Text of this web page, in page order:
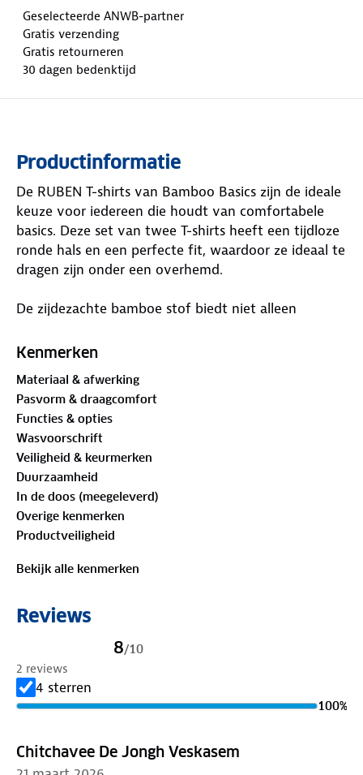
Geselecteerde ANWB-partner
Gratis verzending
Gratis retourneren
30 dagen bedenktijd
Productinformatie
De RUBEN T-shirts van Bamboo Basics zijn de ideale
keuze voor iedereen die houdt van comfortabele
basics. Deze set van twee T-shirts heeft een tijdloze
ronde hals en een perfecte fit, waardoor ze ideaal te
dragen zijn onder een overhemd.
De zijdezachte bamboe stof biedt niet alleen
voordelen. Dankzij de ademende, hypoallergene en
fris en droog. De thermo comfort technologie helpt
je lichaamstemperatuur te reguleren, waardoor de
shirts geschikt zijn voor elk seizoen.
Belangrijkste kenmerken:
• Set van 2 T-shirts met ronde hals
• Zijdezachte bamboe stof die ademt en
hypoallergeen is
• Perfecte fit onder een overhemd
• Lichtgewicht en comfortabel voor dagelijks gebruik
Een T-shirt dat zacht, fris en veelzijdig is. Dit moet je
voelen.
Kenmerken
Materiaal & afwerking
Pasvorm & draagcomfort
Functies & opties
Wasvoorschrift
Veiligheid & keurmerken
Duurzaamheid
In de doos (meegeleverd)
Overige kenmerken
Productveiligheid
Bekijk alle kenmerken
Reviews
8/10
2 reviews
4 sterren
100%
Chitchavee De Jongh Veskasem